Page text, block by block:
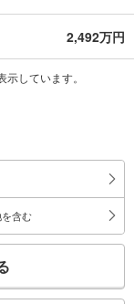
2,492万円
しています。
含む